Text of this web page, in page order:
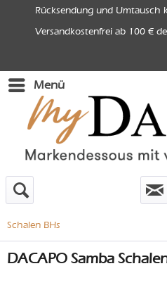
Rücksendung und Umtausch
Versandkostenfrei ab 100 €
Menü
Schalen BHs
DACAPO Samba